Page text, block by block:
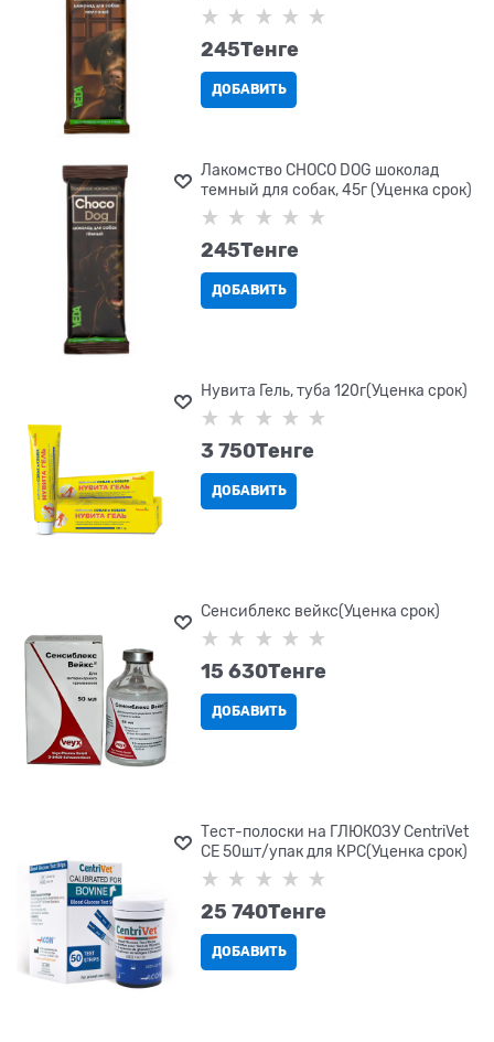
245Tенге
ДОБАВИТЬ
Лакомство CHOCO DOG шоколад
темный для собак, 45г (Уценка срок)
245Tенге
ДОБАВИТЬ
Нувита Гель, туба 120г(Уценка срок)
3 750Tенге
ДОБАВИТЬ
Сенсиблекс вейкс(Уценка срок)
15 630Tенге
ДОБАВИТЬ
Тест-полоски на ГЛЮКОЗУ CentriVet
CE 50шт/упак для КРС(Уценка срок)
25 740Tенге
ДОБАВИТЬ